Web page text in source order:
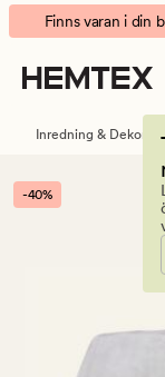
Atelier
Eden
kruka
offwhite
Animerad
banner.
Klicka
på
att
pausa.
Finns varan i din
Inredning &
-40%